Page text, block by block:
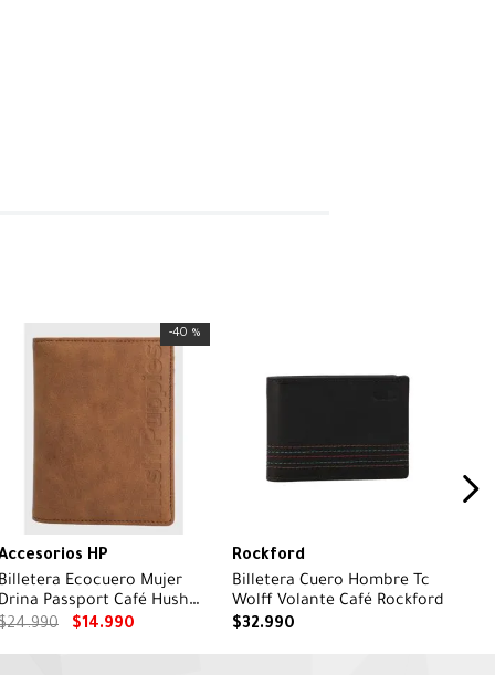
-40 %
HP
Billetera Ecocuero Mujer
Drina Passport Café Hush
24.990 $14.990
Rockford
Billetera Cuero Hombre Tc
Wolff Volante Café Rockford
$32.990